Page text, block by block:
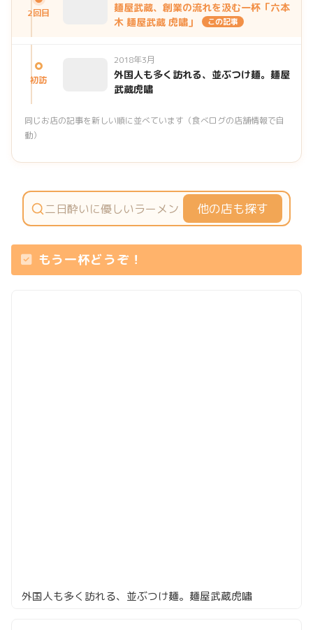
2回目
麺屋武蔵、創業の流れを汲む一杯「六本
木 麺屋武蔵 虎嘯」
この記事
初訪
2018年3月
外国人も多く訪れる、並ぶつけ麺。麺屋
武蔵虎嘯
同じお店の記事を新しい順に並べています（食べログの店舗情報で自
動）
他の店も探す
もう一杯どうぞ！
外国人も多く訪れる、並ぶつけ麺。麺屋武蔵虎嘯